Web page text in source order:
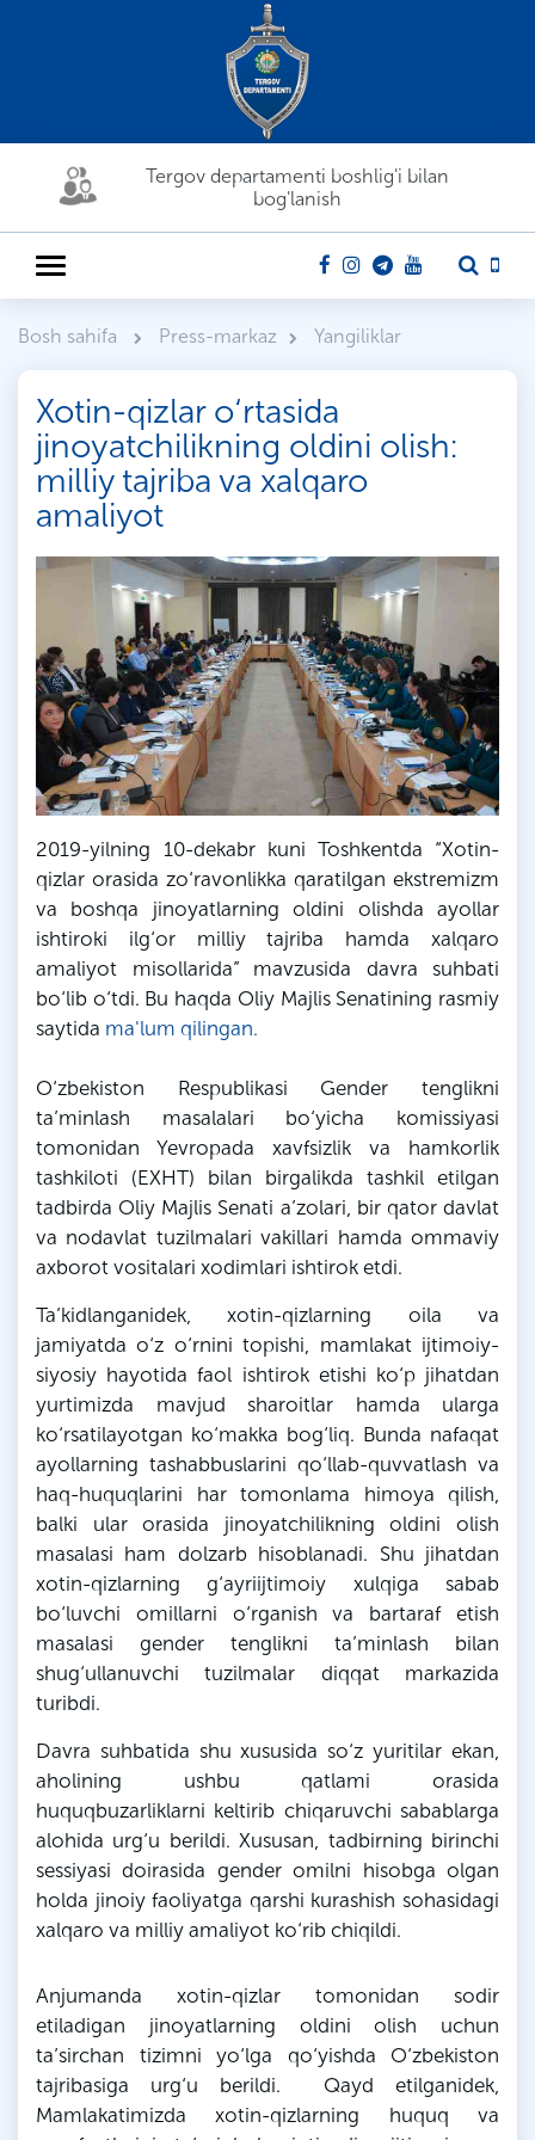
Tergov departamenti boshlig'i bilan
bog'lanish
Bosh sahifa Press-markaz Yangiliklar
Xotin-qizlar o‘rtasida
jinoyatchilikning oldini olish:
milliy tajriba va xalqaro
amaliyot
2019-yilning 10-dekabr kuni Toshkentda “Xotin-
qizlar orasida zo‘ravonlikka qaratilgan ekstremizm
va boshqa jinoyatlarning oldini olishda ayollar
ishtiroki ilg‘or milliy tajriba hamda xalqaro
amaliyot misollarida” mavzusida davra suhbati
bo‘lib o‘tdi. Bu haqda Oliy Majlis Senatining rasmiy
saytida ma'lum qilingan.
O‘zbekiston Respublikasi Gender tenglikni
ta’minlash masalalari bo‘yicha komissiyasi
tomonidan Yevropada xavfsizlik va hamkorlik
tashkiloti (EXHT) bilan birgalikda tashkil etilgan
tadbirda Oliy Majlis Senati a’zolari, bir qator davlat
va nodavlat tuzilmalari vakillari hamda ommaviy
axborot vositalari xodimlari ishtirok etdi.
Ta’kidlanganidek, xotin-qizlarning oila va
jamiyatda o‘z o‘rnini topishi, mamlakat ijtimoiy-
siyosiy hayotida faol ishtirok etishi ko‘p jihatdan
yurtimizda mavjud sharoitlar hamda ularga
ko‘rsatilayotgan ko‘makka bog‘liq. Bunda nafaqat
ayollarning tashabbuslarini qo‘llab-quvvatlash va
haq-huquqlarini har tomonlama himoya qilish,
balki ular orasida jinoyatchilikning oldini olish
masalasi ham dolzarb hisoblanadi. Shu jihatdan
xotin-qizlarning g‘ayriijtimoiy xulqiga sabab
bo‘luvchi omillarni o‘rganish va bartaraf etish
masalasi gender tenglikni ta’minlash bilan
shug‘ullanuvchi tuzilmalar diqqat markazida
turibdi.
Davra suhbatida shu xususida so‘z yuritilar ekan,
aholining ushbu qatlami orasida
huquqbuzarliklarni keltirib chiqaruvchi sabablarga
alohida urg‘u berildi. Xususan, tadbirning birinchi
sessiyasi doirasida gender omilni hisobga olgan
holda jinoiy faoliyatga qarshi kurashish sohasidagi
xalqaro va milliy amaliyot ko‘rib chiqildi.
Anjumanda xotin-qizlar tomonidan sodir
etiladigan jinoyatlarning oldini olish uchun
ta’sirchan tizimni yo‘lga qo‘yishda O‘zbekiston
tajribasiga urg‘u berildi. Qayd etilganidek,
Mamlakatimizda xotin-qizlarning huquq va